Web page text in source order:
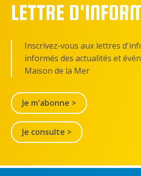
LETTRE
Inscrivez-vous aux lettres
informés des actualités et
Maison de la Mer
Je m'abonne >
Je consulte >